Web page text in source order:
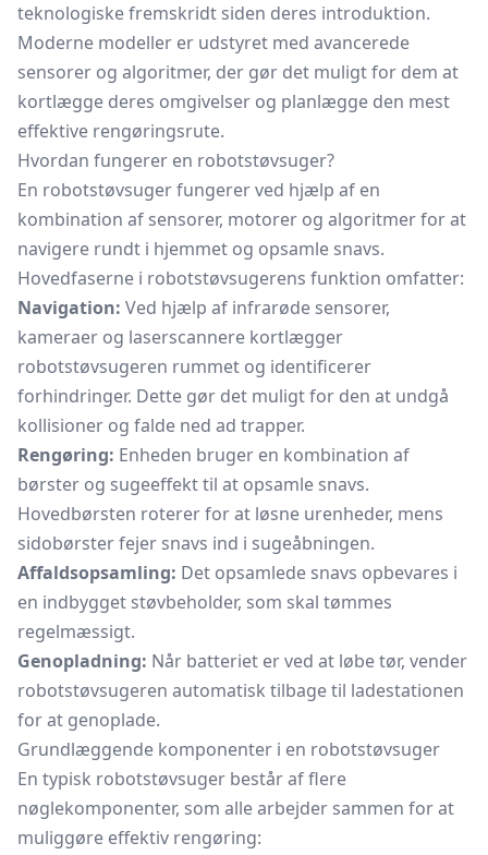
teknologiske fremskridt siden deres introduktion.
Moderne modeller er udstyret med avancerede
sensorer og algoritmer, der gør det muligt for dem at
kortlægge deres omgivelser og planlægge den mest
effektive rengøringsrute.
Hvordan fungerer en robotstøvsuger?
En robotstøvsuger fungerer ved hjælp af en
kombination af sensorer, motorer og algoritmer for at
navigere rundt i hjemmet og opsamle snavs.
Hovedfaserne i robotstøvsugerens funktion omfatter:
Navigation: Ved hjælp af infrarøde sensorer,
kameraer og laserscannere kortlægger
robotstøvsugeren rummet og identificerer
forhindringer. Dette gør det muligt for den at undgå
kollisioner og falde ned ad trapper.
Rengøring: Enheden bruger en kombination af
børster og sugeeffekt til at opsamle snavs.
Hovedbørsten roterer for at løsne urenheder, mens
sidobørster fejer snavs ind i sugeåbningen.
Affaldsopsamling: Det opsamlede snavs opbevares i
en indbygget støvbeholder, som skal tømmes
regelmæssigt.
Genopladning: Når batteriet er ved at løbe tør, vender
robotstøvsugeren automatisk tilbage til ladestationen
for at genoplade.
Grundlæggende komponenter i en robotstøvsuger
En typisk robotstøvsuger består af flere
nøglekomponenter, som alle arbejder sammen for at
muliggøre effektiv rengøring: